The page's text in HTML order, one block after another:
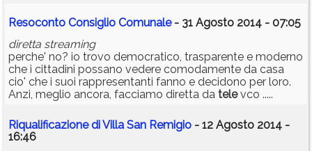
Resoconto Consiglio Comunale- 31 Agosto 2014 - 07:05
diretta streaming
perche' no? io trovo democratico, trasparente e moderno
che i cittadini possano vedere comodamente da casa
cio' che i suoi rappresentanti fanno e decidono per loro.
Anzi, meglio ancora, facciamo diretta da televco .....
Riqualificazione di Villa San Remigio - 12 Agosto 2014 -
16:46